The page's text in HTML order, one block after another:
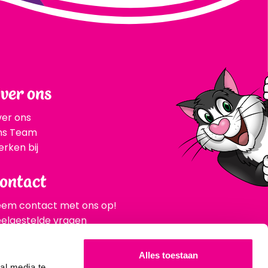
Alles toestaan
ons
ons
Team
bij
contact met ons op!
vragen